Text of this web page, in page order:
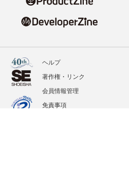
ヘルプ
著作権・リンク
会員情報管理
免責事項